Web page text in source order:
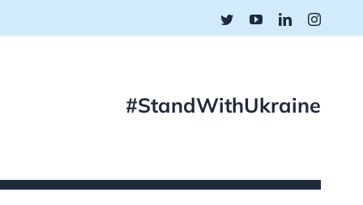
TwitterYouTubeLinkedIn
#StandWithUkraine